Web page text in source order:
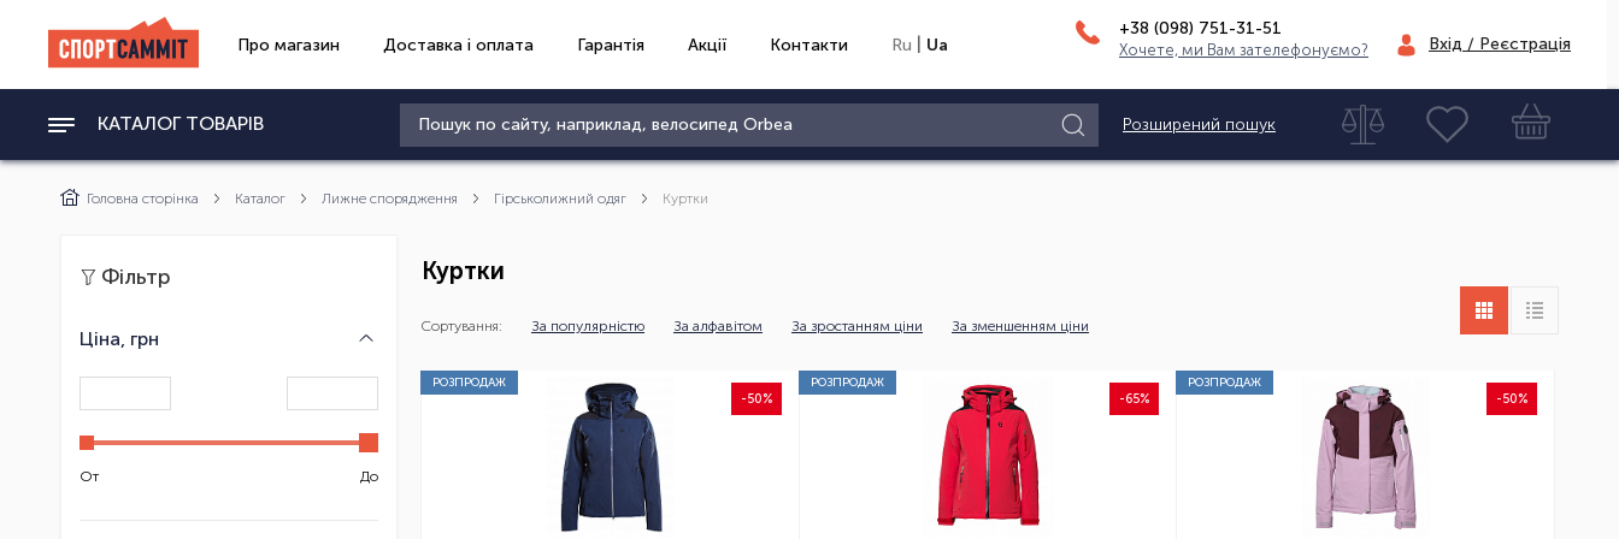
Про магазин Доставка і оплата Гарантія Акції Контакти Ru Ua
+38 (098) 751-31-51
Хочете, ми Вам зателефонуємо? Вхід / Реєстрація
КАТАЛОГ ТОВАРІВ Розширений пошук
Головна сторінка Каталог Лижне спорядження Гірськолижний одяг Куртки
Фільтр
Ціна, грн
От До
Куртки
Сортування: За популярністю За алфавітом За зростанням ціни За зменшенням ціни
РОЗПРОДАЖ
-50%
РОЗПРОДАЖ
-65%
РОЗПРОДАЖ
-50%